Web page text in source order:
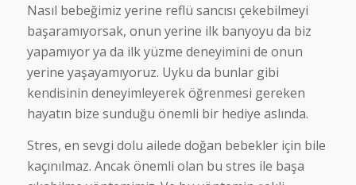
Nasıl bebeğimiz yerine reflü sancısı çekebilmeyi
başaramıyorsak, onun yerine ilk banyoyu da biz
yapamıyor ya da ilk yüzme deneyimini de onun
yerine yaşayamıyoruz. Uyku da bunlar gibi
kendisinin deneyimleyerek öğrenmesi gereken
hayatın bize sunduğu önemli bir hediye aslında.
Stres, en sevgi dolu ailede doğan bebekler için bile
kaçınılmaz. Ancak önemli olan bu stres ile başa